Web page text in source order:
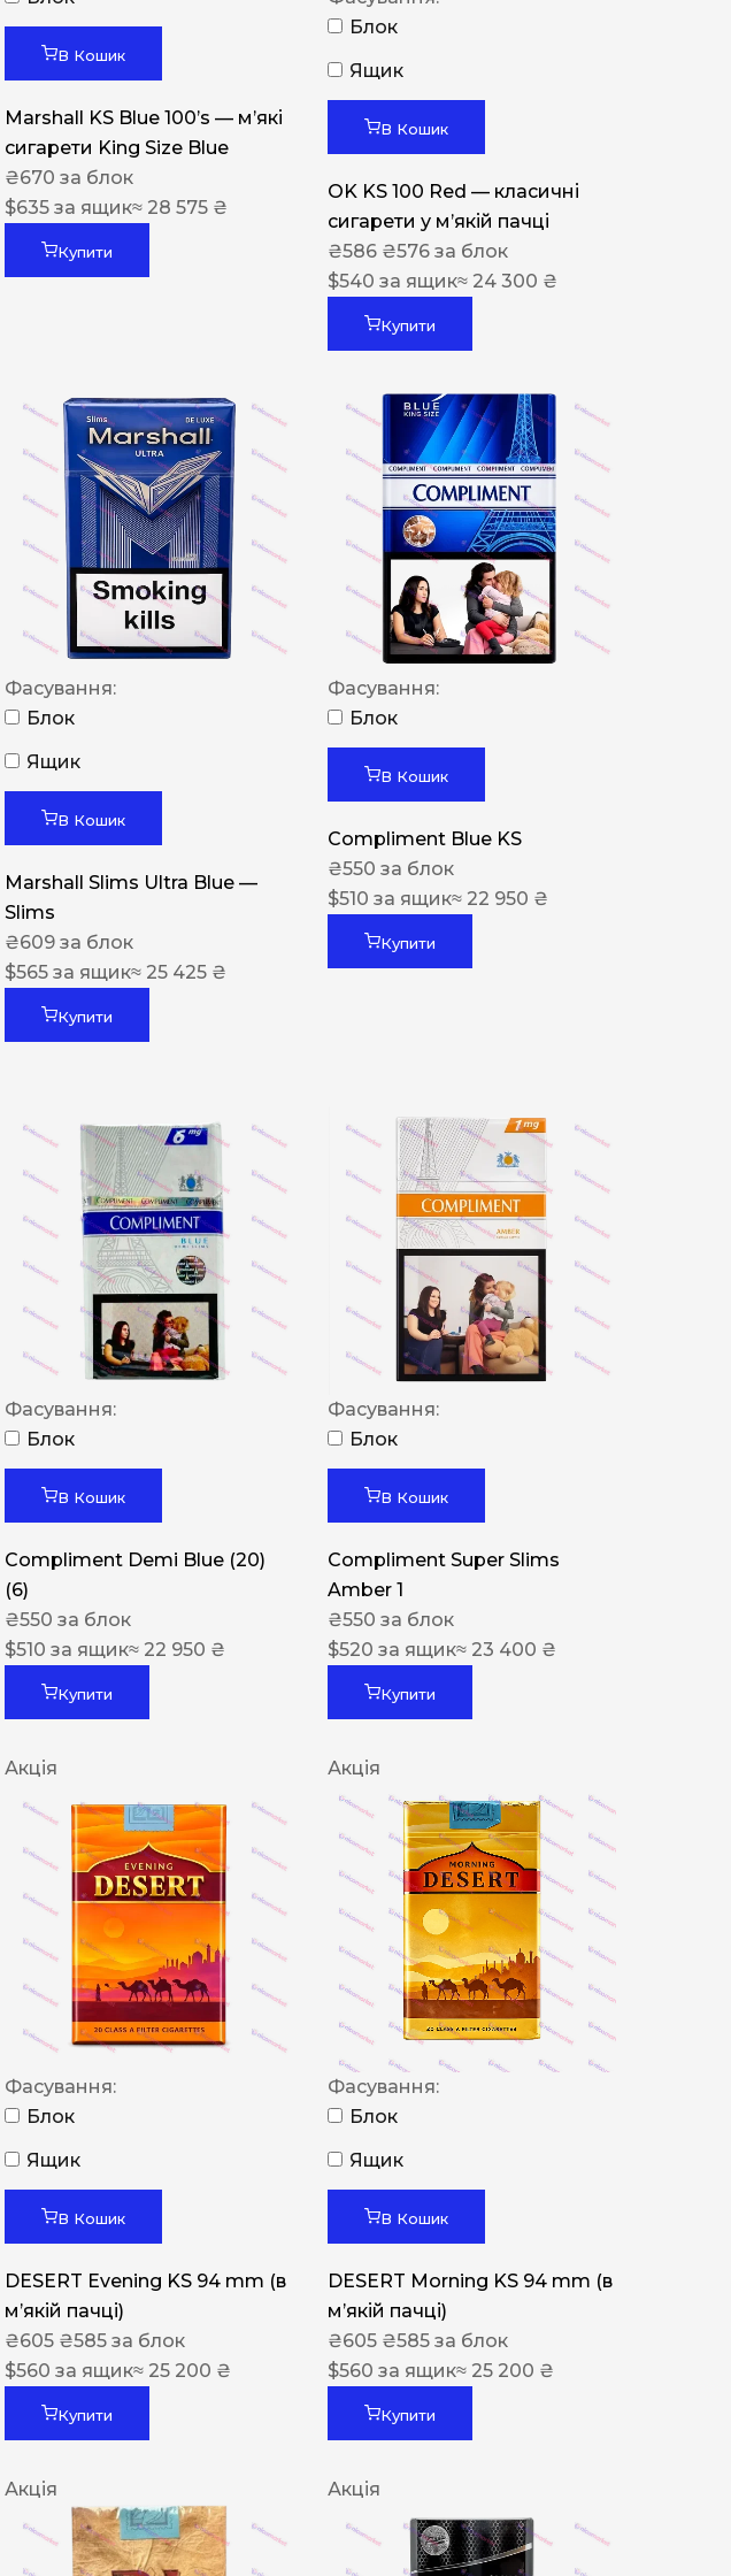
В Кошик
Marshall KS Blue 100’s — м’які
сигарети King Size Blue
₴670 за блок
$635 за ящик≈ 28 575 ₴
Купити
Блок
Ящик
В Кошик
OK KS 100 Red — класичні
сигарети у м’якій пачці
₴586 ₴576 за блок
$540 за ящик≈ 24 300 ₴
Купити
Фасування:
Блок
Ящик
В Кошик
Marshall Slims Ultra Blue —
Slims
₴609 за блок
$565 за ящик≈ 25 425 ₴
Купити
Фасування:
Блок
В Кошик
Compliment Blue KS
₴550 за блок
$510 за ящик≈ 22 950 ₴
Купити
Фасування:
Блок
В Кошик
Compliment Demi Blue (20)
(6)
₴550 за блок
$510 за ящик≈ 22 950 ₴
Купити
Фасування:
Блок
В Кошик
Compliment Super Slims
Amber 1
₴550 за блок
$520 за ящик≈ 23 400 ₴
Купити
Акція
Фасування:
Блок
Ящик
В Кошик
DESERT Evening KS 94 mm (в
мʼякій пачці)
₴605 ₴585 за блок
$560 за ящик≈ 25 200 ₴
Купити
Акція
Фасування:
Блок
Ящик
В Кошик
DESERT Morning KS 94 mm (в
мʼякій пачці)
₴605 ₴585 за блок
$560 за ящик≈ 25 200 ₴
Купити
Акція Акція